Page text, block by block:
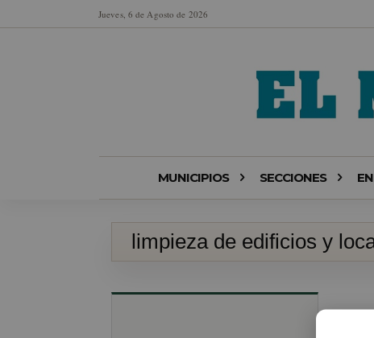
Jueves, 6 de Agosto de 2026
MUNICIPIOS SECCIONES
limpieza de edificios y